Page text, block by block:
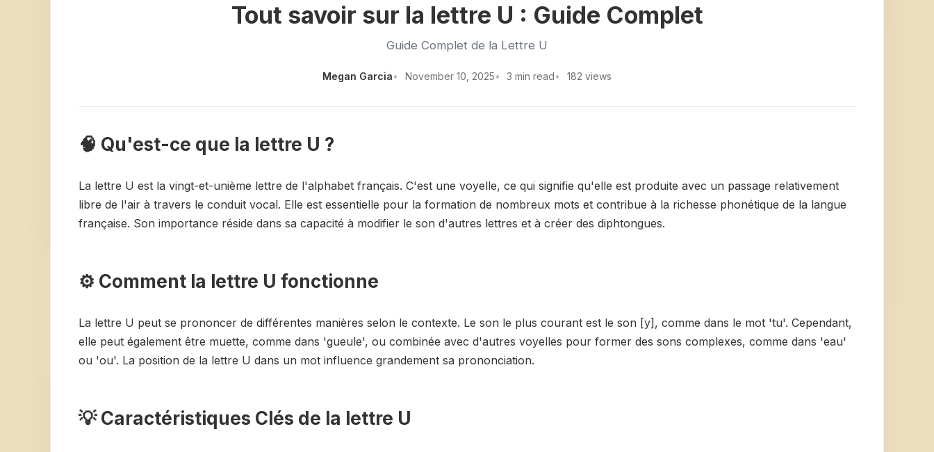
Tout savoir sur la lettre U : Guide Complet
Guide Complet de la Lettre U
Megan Garcia November 10, 2025 3 min read 182 views
🧠 Qu'est-ce que la lettre U ?
La lettre U est la vingt-et-unième lettre de l'alphabet français. C'est une voyelle, ce qui signifie qu'elle est produite avec un passage relativement
libre de l'air à travers le conduit vocal. Elle est essentielle pour la formation de nombreux mots et contribue à la richesse phonétique de la langue
française. Son importance réside dans sa capacité à modifier le son d'autres lettres et à créer des diphtongues.
⚙️ Comment la lettre U fonctionne
La lettre U peut se prononcer de différentes manières selon le contexte. Le son le plus courant est le son [y], comme dans le mot 'tu'. Cependant,
elle peut également être muette, comme dans 'gueule', ou combinée avec d'autres voyelles pour former des sons complexes, comme dans 'eau'
ou 'ou'. La position de la lettre U dans un mot influence grandement sa prononciation.
💡 Caractéristiques Clés de la lettre U